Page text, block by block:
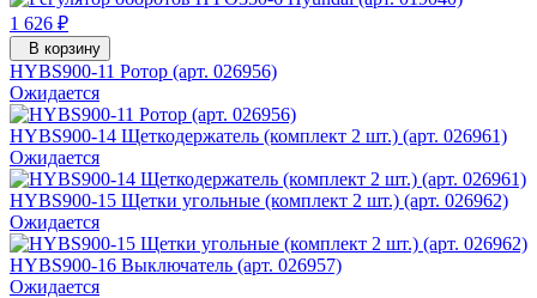
1 626 ₽
В корзину
HYBS900-11 Ротор (арт. 026956)
Ожидается
HYBS900-14 Щеткодержатель (комплект 2 шт.) (арт. 026961)
Ожидается
HYBS900-15 Щетки угольные (комплект 2 шт.) (арт. 026962)
Ожидается
HYBS900-16 Выключатель (арт. 026957)
Ожидается